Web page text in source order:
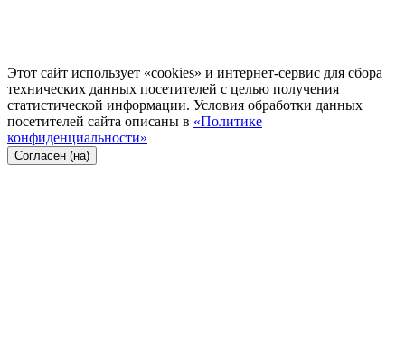
Этот сайт использует «cookies» и интернет-сервис для сбора
технических данных посетителей с целью получения
статистической информации. Условия обработки данных
посетителей сайта описаны в «Политике
конфиденциальности»
Согласен (на)